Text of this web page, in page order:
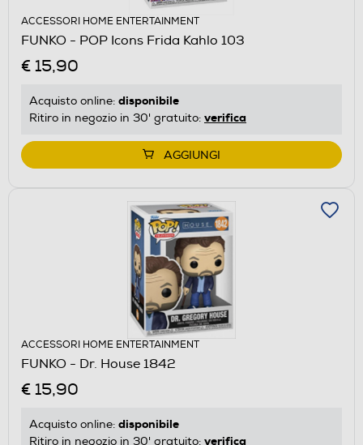
ACCESSORI HOME ENTERTAINMENT
FUNKO - POP Icons Frida Kahlo 103
€ 15,90
Acquisto online: disponibile
Ritiro in negozio in 30' gratuito: verifica
AGGIUNGI
ACCESSORI HOME ENTERTAINMENT
FUNKO - Dr. House 1842
€ 15,90
Acquisto online: disponibile
Ritiro in negozio in 30' gratuito: verifica